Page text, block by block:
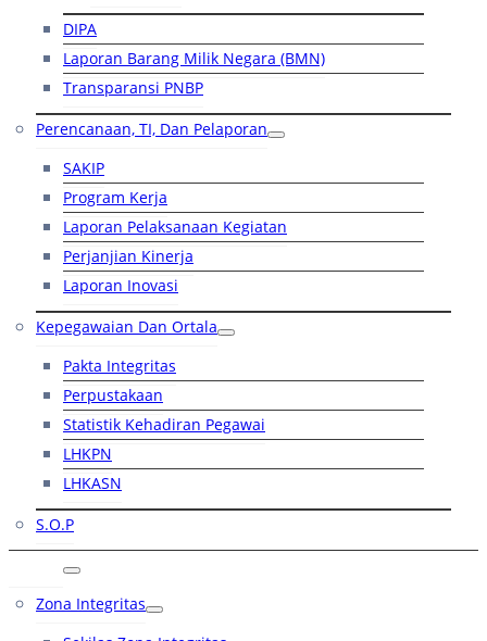
DIPA
Laporan Barang Milik Negara (BMN)
Transparansi PNBP
Perencanaan, TI, Dan Pelaporan
SAKIP
Program Kerja
Laporan Pelaksanaan Kegiatan
Perjanjian Kinerja
Laporan Inovasi
Kepegawaian Dan Ortala
Pakta Integritas
Perpustakaan
Statistik Kehadiran Pegawai
LHKPN
LHKASN
S.O.P
Zona Integritas